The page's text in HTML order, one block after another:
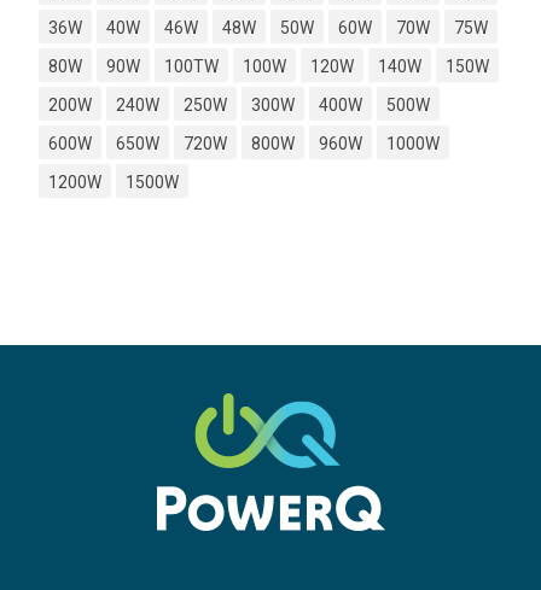
36W
40W 46W 48W 50W 60W 70W
75W
80W
90W 100TW 100W 120W 140W
150W
200W
240W 250W 300W 400W
500W
600W
650W 720W 800W 960W
1000W
1200W
1500W